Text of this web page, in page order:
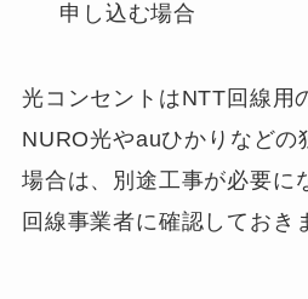
申し込む場合
光コンセントはNTT回線用
NURO光やauひかりなどの
場合は、別途工事が必要に
回線事業者に確認しておき